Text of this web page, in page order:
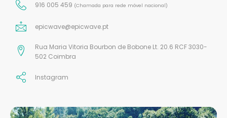
916 005 459 (Chamada para rede móvel nacional)
epicwave@epicwave.pt
Rua Maria Vitoria Bourbon de Bobone Lt. 20.6 RCF 3030-
502 Coimbra
Instagram